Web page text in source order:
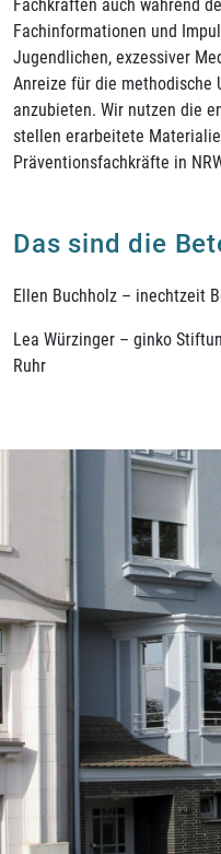
Fachkräften auch während
Fachinformationen und
Jugendlichen, exzessiver
Anreize für die methodische
anzubieten. Wir nutzen die
stellen erarbeitete
Präventionsfachkräfte in
Das sind die
Ellen Buchholz – inechtzeit
Lea Würzinger – ginko
Ruhr